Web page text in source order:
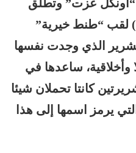
عزت” وتطلق
لقب “طنط خيرية”
الذي وجدت نفسها
وأخلاقية، ساعدها في
كانتا تحملان شيئا
يرمز اسمها إلى هذا